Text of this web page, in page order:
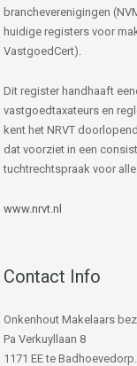
brancheverenigingen
huidige registers voor
VastgoedCert).
Dit register handhaaft
vastgoedtaxateurs en
kent het NRVT
dat voorziet in een
tuchtrechtspraak voor
www.nrvt.nl
Contact Info
Onkenhout Makelaars
Pa Verkuyllaan 8
1171 EE te Badhoevedorp.